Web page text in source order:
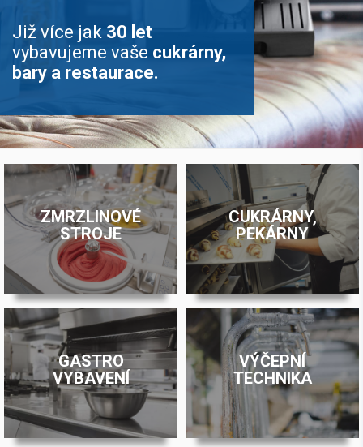
Již více jak 30 let
vybavujeme vaše cukrárny,
bary a restaurace.
ZMRZLINOVÉ
STROJE
CUKRÁRNY,
PEKÁRNY
GASTRO
VYBAVENÍ
VÝČEPNÍ
TECHNIKA